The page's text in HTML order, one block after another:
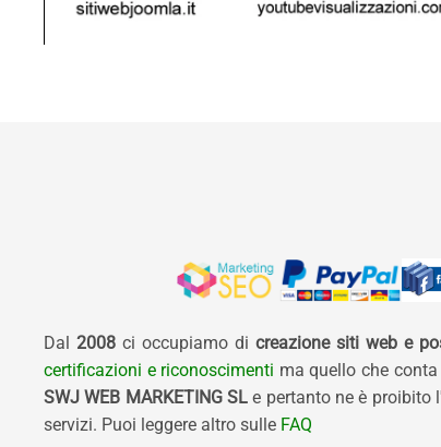
Dal 2008ci occupiamo di creazione siti web e
certificazioni e riconoscimenti ma quello che
SWJ WEB MARKETING SLe pertanto ne è proibito
servizi. Puoi leggere altro sulle FAQ